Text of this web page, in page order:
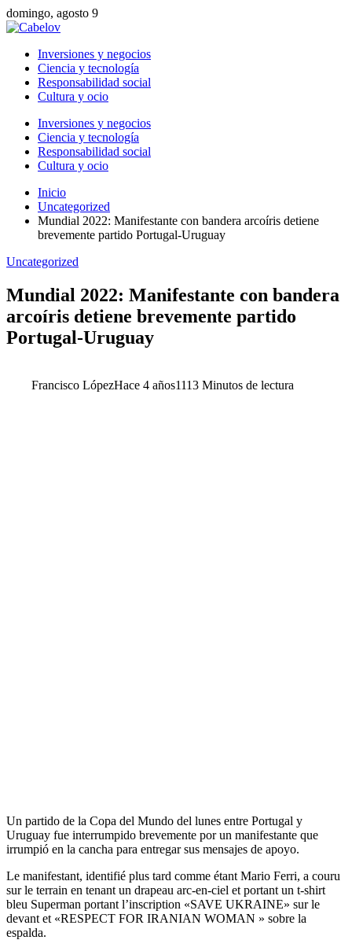
domingo, agosto 9
Inversiones y negocios
Ciencia y tecnología
Responsabilidad social
Cultura y ocio
Inversiones y negocios
Ciencia y tecnología
Responsabilidad social
Cultura y ocio
Inicio
Uncategorized
Mundial 2022: Manifestante con bandera arcoíris detiene
brevemente partido Portugal-Uruguay
Uncategorized
Mundial 2022: Manifestante con bandera
arcoíris detiene brevemente partido
Portugal-Uruguay
Francisco LópezHace 4 años1113 Minutos de lectura
Un partido de la Copa del Mundo del lunes entre Portugal y
Uruguay fue interrumpido brevemente por un manifestante que
irrumpió en la cancha para entregar sus mensajes de apoyo.
Le manifestant, identifié plus tard comme étant Mario Ferri, a couru
sur le terrain en tenant un drapeau arc-en-ciel et portant un t-shirt
bleu Superman portant l’inscription «SAVE UKRAINE» sur le
devant et «RESPECT FOR IRANIAN WOMAN » sobre la
espalda.